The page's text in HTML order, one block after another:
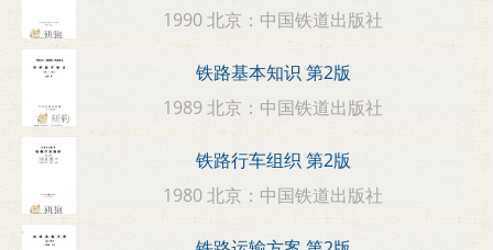
1990 北京：中国铁道出版社
铁路基本知识 第2版
1989 北京：中国铁道出版社
铁路行车组织 第2版
1980 北京：中国铁道出版社